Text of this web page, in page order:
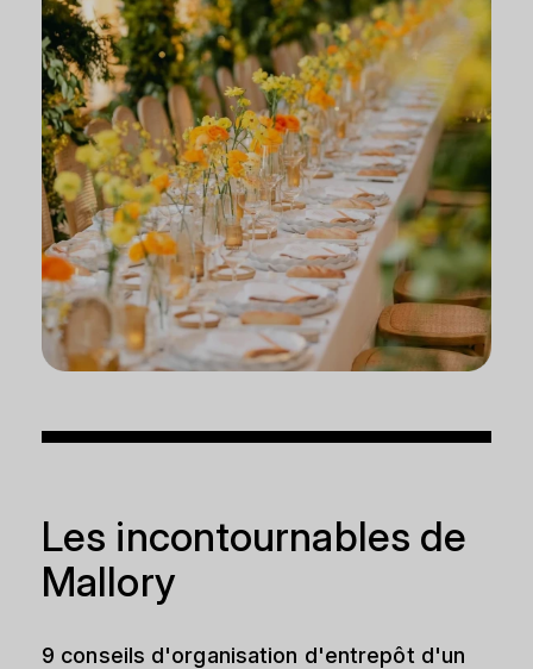
Les incontournables de
Mallory
9 conseils d'organisation d'entrepôt d'un